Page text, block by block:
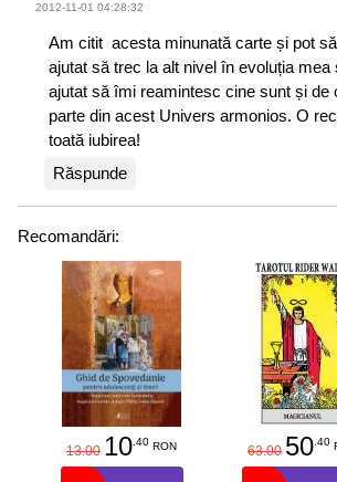
2012-11-01 04:28:32
Am citit acesta minunată carte și pot
ajutat să trec la alt nivel în evoluția mea
ajutat să îmi reamintesc cine sunt și de
parte din acest Univers armonios. O
toată iubirea!
Răspunde
Recomandări:
13.00 10.40 RON 63.00 50.40